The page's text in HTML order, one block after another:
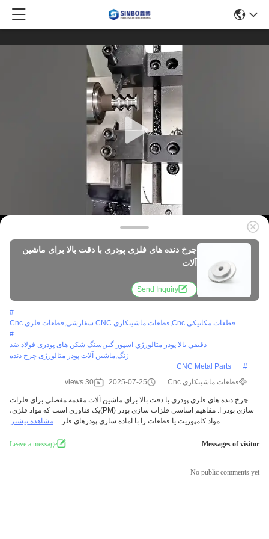
چرخ دنده های فلزی پودری با دقت بالا برای ماشین
آلات
Send Inquiry
#
قطعات مکانیکی Cnc,قطعات ماشینکاری CNC سفارشی,قطعات فلزی Cnc
#
دقيقي بالا پودر متالورژي اسپور گير,سنگ شکن های پودری فولاد ضد
زنگ,ماشین آلات پودر متالورژی چرخ دنده
#
CNC Metal Parts
قطعات ماشینکاری Cnc
2025-07-25
30 views
چرخ دنده های فلزی پودری با دقت بالا برای ماشین آلات مقدمه مفصلی برای فلزات
سازی پودر I. مفاهیم اساسی فلزات سازی پودر (PM)یک فناوری است که مواد فلزی،
مواد کامپوزیت یا قطعات را با آماده سازی پودرهای فلز... مشاهده بیشتر
Messages of visitor
Leave a message
No public comments yet